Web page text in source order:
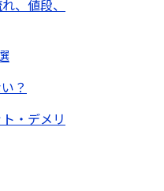
、値段、
？
・デメリ